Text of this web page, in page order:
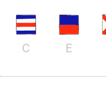
C E